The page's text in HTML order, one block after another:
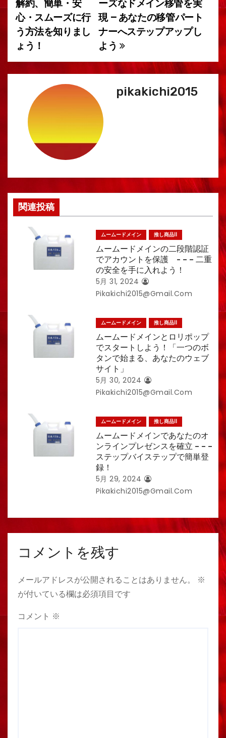
稿
ナ
ビ
ゲ
シ
ョ
ーズなドメイン移管を実
現 – あなたの移管パート
ナーへステップアップし
よう
解約、簡単・安
心・スムーズに行
う方法を知りまし
ょう！
pikakichi2015
関連投稿
ムームードメイン 推し商品II
ムームードメインの二段階認証
でアカウントを保護 - – – 二重
の安全を手に入れよう！
5月 31, 2024
Pikakichi2015@gmail.com
ムームードメイン 推し商品II
ムームードメインとロリポップ
でスタートしよう！「一つのボ
タンで始まる、あなたのウェブ
サイト」
5月 30, 2024
Pikakichi2015@gmail.com
ムームードメイン 推し商品II
ムームードメインであなたのオ
ンラインプレゼンスを確立 – – –
ステップバイステップで簡単登
録！
5月 29, 2024
Pikakichi2015@gmail.com
コメントを残す
メールアドレスが公開されることはありません。
※
が付いている欄は必須項目です
コメント ※